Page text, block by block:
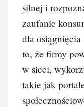
silnej i
zaufanie
dla osiągnięcia
to, że firmy
w sieci,
takie jak